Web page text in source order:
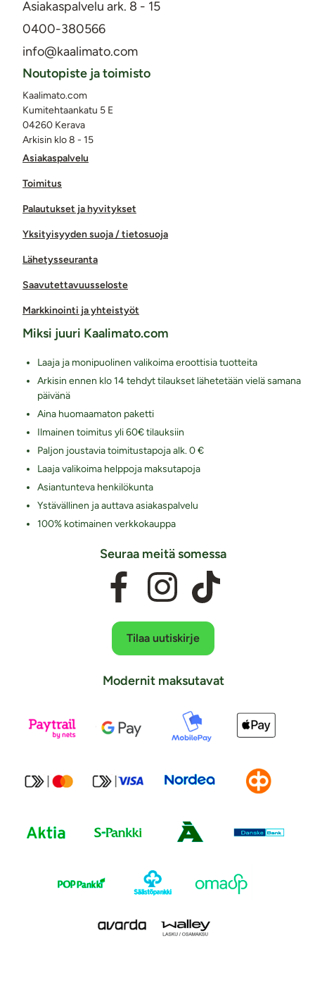
Asiakaspalvelu ark. 8 - 15
0400-380566
info@kaalimato.com
Asiakaspalvelu
Toimitus
Palautukset ja hyvitykset
Yksityisyyden suoja / tietosuoja
Lähetysseuranta
Saavutettavuusseloste
Markkinointi ja yhteistyöt
Noutopiste ja toimisto
Kaalimato.com
Kumitehtaankatu 5 E
04260 Kerava
Arkisin klo 8 - 15
Miksi juuri Kaalimato.com
Laaja ja monipuolinen valikoima eroottisia tuotteita
Arkisin ennen klo 14 tehdyt tilaukset lähetetään vielä samana
päivänä
Aina huomaamaton paketti
Ilmainen toimitus yli 60€ tilauksiin
Paljon joustavia toimitustapoja alk. 0 €
Laaja valikoima helppoja maksutapoja
Asiantunteva henkilökunta
Ystävällinen ja auttava asiakaspalvelu
100% kotimainen verkkokauppa
Seuraa meitä somessa
Tilaa uutiskirje
Modernit maksutavat